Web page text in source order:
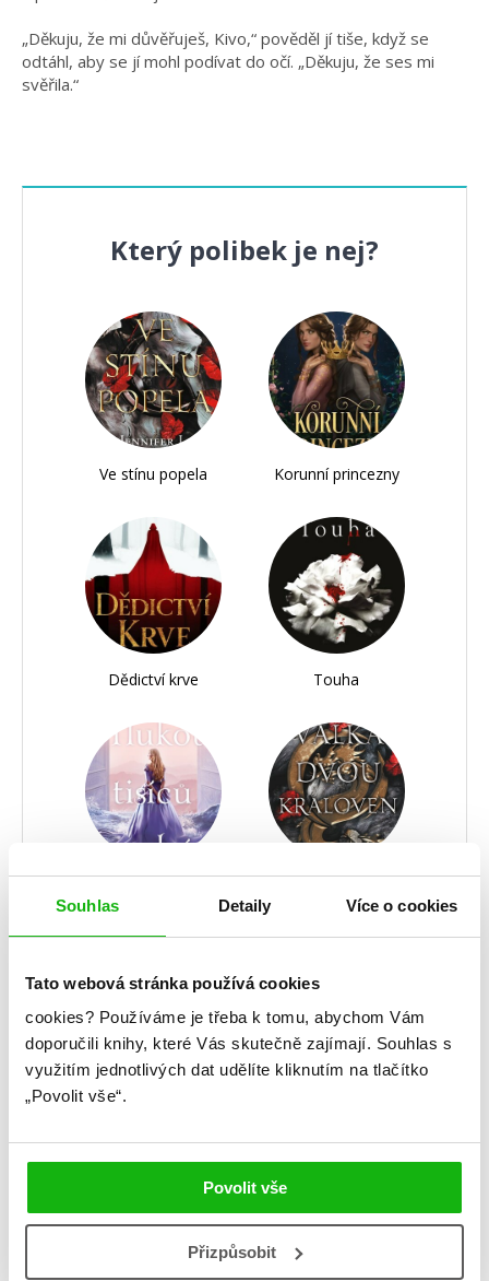
Souhlas Detaily Více o cookies
Tato webová stránka používá cookies
cookies? Používáme je třeba k tomu, abychom Vám
doporučili knihy, které Vás skutečně zajímají. Souhlas s
využitím jednotlivých dat udělíte kliknutím na tlačítko
„Povolit vše“.
Povolit vše
Přizpůsobit
„Děkuju, že mi důvěřuješ, Kivo,“ pověděl jí tiše, když se
odtáhl, aby se jí mohl podívat do očí. „Děkuju, že ses mi
svěřila.“
Který polibek je nej?
Ve stínu popela Korunní princezny
Dědictví krve Touha
královen